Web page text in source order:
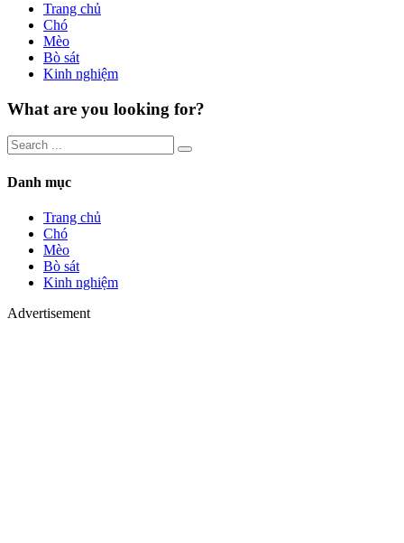
Trang chủ
Chó
Mèo
Bò sát
Kinh nghiệm
What are you looking for?
Danh mục
Trang chủ
Chó
Mèo
Bò sát
Kinh nghiệm
Advertisement